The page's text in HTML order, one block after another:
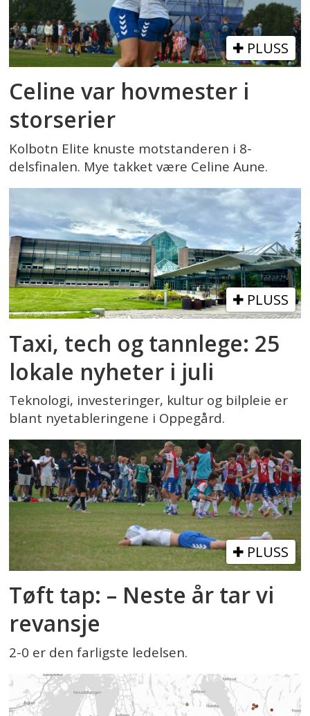
PLUSS
Celine var hovmester i
storserier
Kolbotn Elite knuste motstanderen i 8-
delsfinalen. Mye takket være Celine Aune.
PLUSS
Taxi, tech og tannlege: 25
lokale nyheter i juli
Teknologi, investeringer, kultur og bilpleie er
blant nyetableringene i Oppegård.
PLUSS
Tøft tap: – Neste år tar vi
revansje
2-0 er den farligste ledelsen.